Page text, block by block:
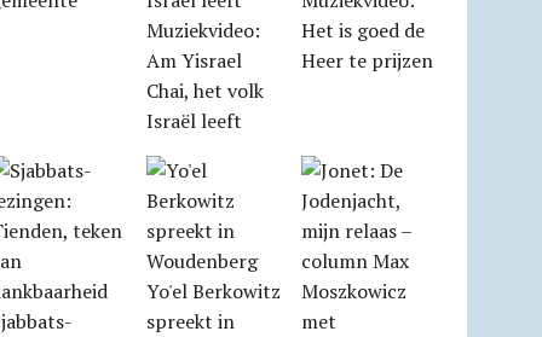
Muziekvideo:
Am Yisrael
Chai, het volk
Israël leeft
Het is goed de
Heer te prijzen
Yo'el Berkowitz
spreekt in